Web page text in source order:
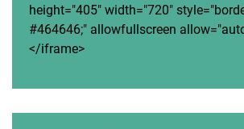
height="405" width="720"
#464646;" allowfullscreen
</iframe>